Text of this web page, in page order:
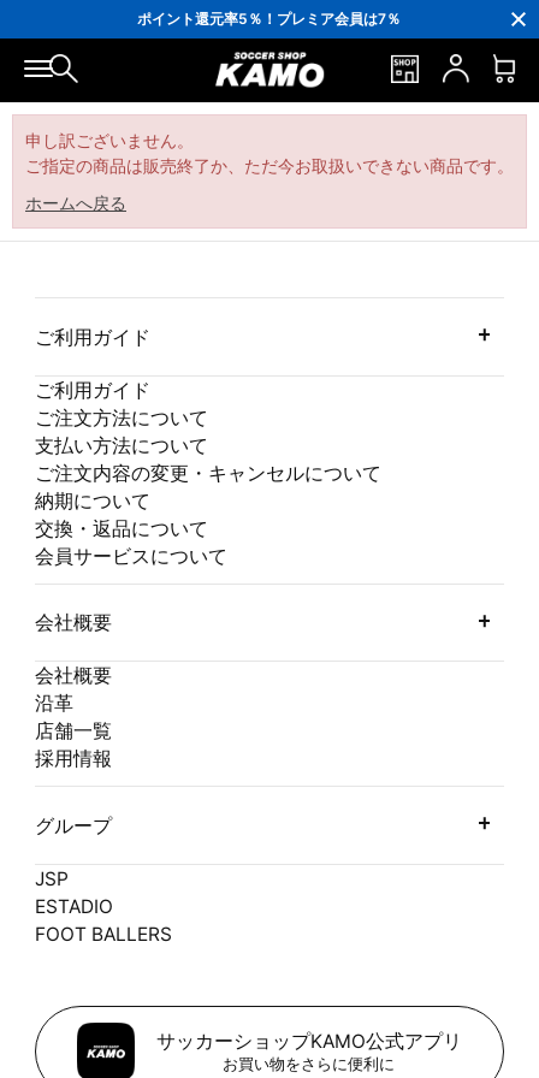
ポイント還元率5％！プレミア会員は7％
会員の方にはお誕生月に「10％OFFクーポン」プレゼント！
16,000円(税込)以上でシューズケースプレゼント！
3,300円(税込)以上で送料無料！
申し訳ございません。
ご指定の商品は販売終了か、ただ今お取扱いできない商品です。
ホームへ戻る
ご利用ガイド
ご利用ガイド
ご注文方法について
支払い方法について
ご注文内容の変更・キャンセルについて
納期について
交換・返品について
会員サービスについて
会社概要
会社概要
沿革
店舗一覧
採用情報
グループ
JSP
ESTADIO
FOOT BALLERS
サッカーショップKAMO公式アプリ
お買い物をさらに便利に